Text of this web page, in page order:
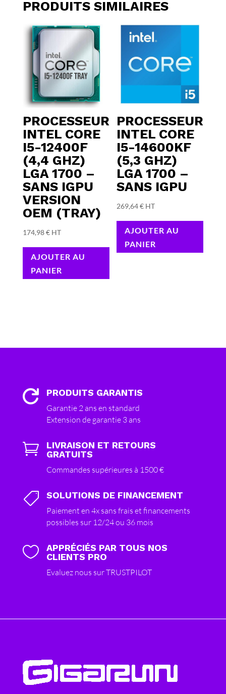
PRODUITS SIMILAIRES
PROCESSEUR
INTEL CORE
I5-12400F
(4,4 GHZ)
LGA 1700 –
SANS IGPU
VERSION
OEM (TRAY)
174,98€ HT
AJOUTER AU
PANIER
PROCESSEUR
INTEL CORE
I5-14600KF
(5,3 GHZ)
LGA 1700 –
SANS IGPU
269,64€ HT
AJOUTER AU
PANIER
 PRODUITS GARANTIS
Garantie 2 ans en standard
Extension de garantie 3 ans

LIVRAISON ET RETOURS
GRATUITS
Commandes supérieures à 1500 €
 SOLUTIONS DE FINANCEMENT
Paiement en 4x sans frais et financements
possibles sur 12/24 ou 36 mois

APPRÉCIÉS PAR TOUS NOS
CLIENTS PRO
Evaluez nous sur TRUSTPILOT